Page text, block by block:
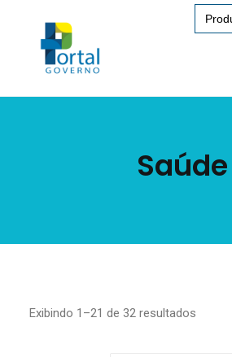
Search
for:
TRANSPORTE DE PESSOASSaúde
Exibindo 1–21 de 32 resultados